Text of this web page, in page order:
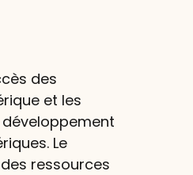
des
et les
Le
ressources